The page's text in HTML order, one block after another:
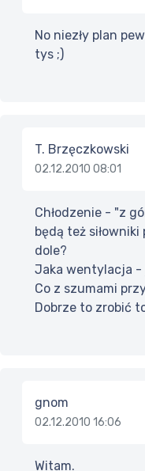
No niezły plan
tys ;)
T. Brzęczkowski
02.12.2010 08:01
Chłodzenie - "z
będą też
dole?
Jaka wentylacja -
Co z szumami
Dobrze to zrobić
gnom
02.12.2010 16:06
Witam.